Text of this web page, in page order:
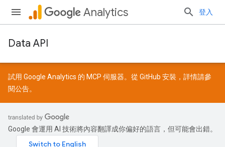
Analytics 登入
Data API
試用 Google Analytics 的 MCP 伺服器。從 GitHub 安裝，詳情請參
閱公告。
Google 會運用 AI 技術將內容翻譯成你偏好的語言，但可能會出錯。